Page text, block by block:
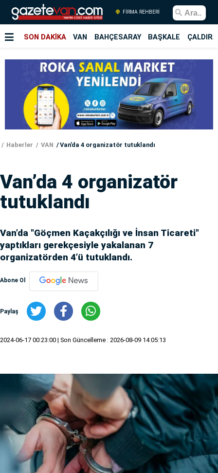
FİRMA REHBERİ
SON DAKİKA VAN BAHÇESARAY BAŞKALE
Haberler VAN Van’da 4 organizatör tutuklandı
Van’da 4 organizatör
tutuklandı
Van’da "Göçmen Kaçakçılığı ve İnsan Ticareti"
yaptıkları gerekçesiyle yakalanan 7
organizatörden 4’ü tutuklandı.
Abone Ol
Paylaş
2024-06-17 00:23:00 | Son Güncelleme : 2026-08-09 14:05:13